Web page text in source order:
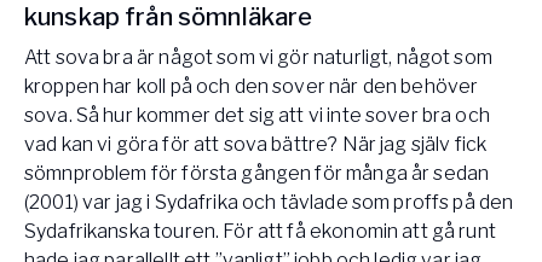
Arbetsgivare
Pausa Smart
Yogobe för yogalärare
Hotell & Konferens
kunskap från sömnläkare
Att sova bra är något som vi gör naturligt, något som
kroppen har koll på och den sover när den behöver
sova. Så hur kommer det sig att vi inte sover bra och
vad kan vi göra för att sova bättre? När jag själv fick
sömnproblem för första gången för många år sedan
(2001) var jag i Sydafrika och tävlade som proffs på den
Sydafrikanska touren. För att få ekonomin att gå runt